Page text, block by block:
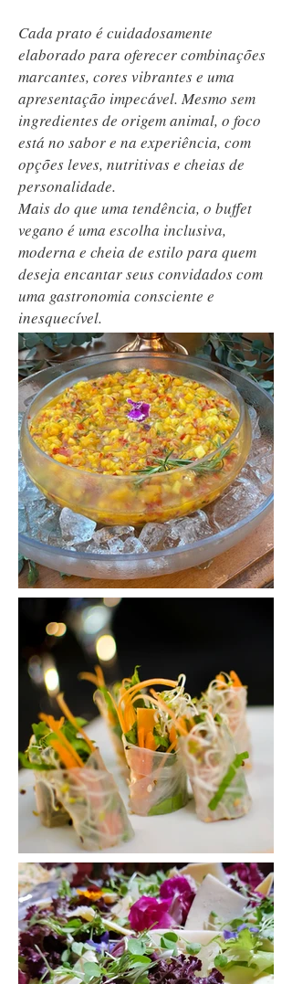
Cada prato é cuidadosamente
elaborado para oferecer combinações
marcantes, cores vibrantes e uma
apresentação impecável. Mesmo sem
ingredientes de origem animal, o foco
está no sabor e na experiência, com
opções leves, nutritivas e cheias de
personalidade.
Mais do que uma tendência, o buffet
vegano é uma escolha inclusiva,
moderna e cheia de estilo para quem
deseja encantar seus convidados com
uma gastronomia consciente e
inesquecível.